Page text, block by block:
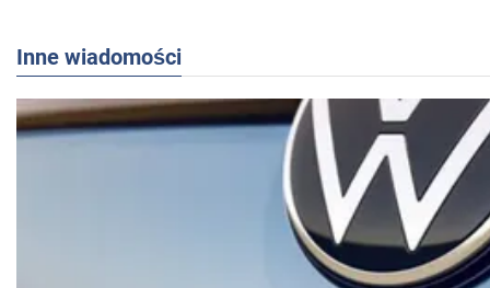
Inne wiadomości